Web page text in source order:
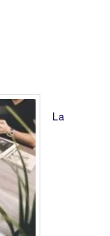
La